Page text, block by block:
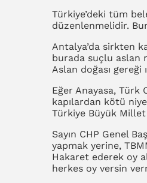
Türkiye’deki tüm
düzenlenmelidir.
Antalya’da sirkten
burada suçlu aslan
Aslan doğası gereği
Eğer Anayasa, Türk
kapılardan kötü
Türkiye Büyük Millet
Sayın CHP Genel
yapmak yerine,
Hakaret ederek oy
herkes oy versin